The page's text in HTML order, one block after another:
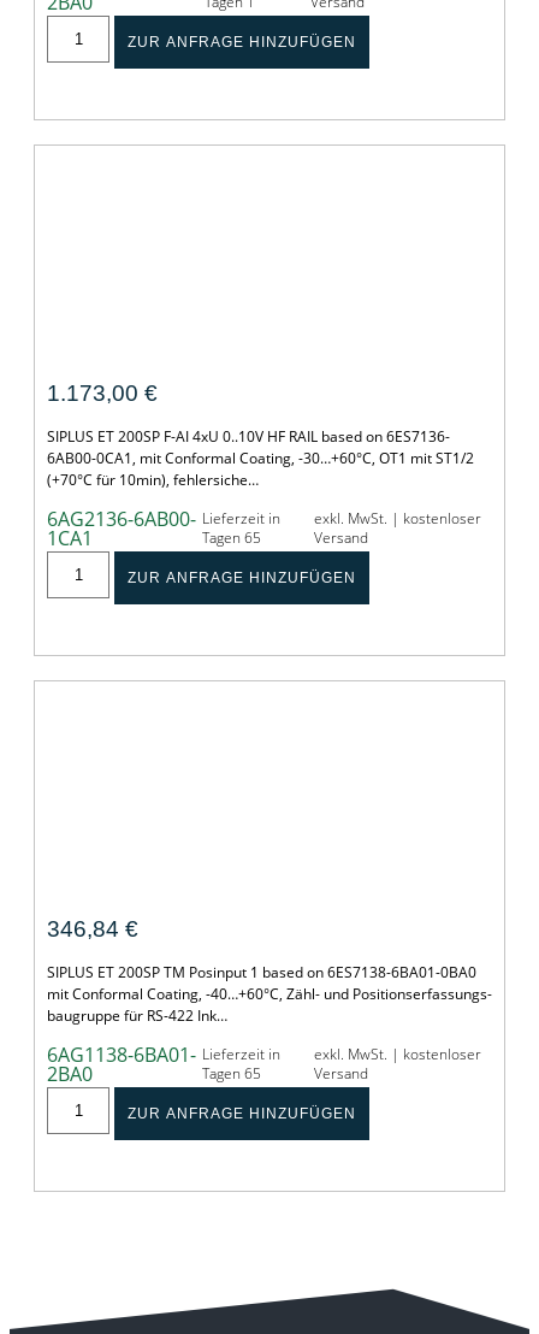
ZUR ANFRAGE HINZUFÜGEN
1.173,00 €
SIPLUS ET 200SP F-AI 4xU 0..10V HF RAIL based on 6ES7136-
6AB00-0CA1, mit Conformal Coating, -30…+60°C, OT1 mit ST1/2
(+70°C für 10min), fehlersiche…
6AG2136-6AB00-
1CA1
Lieferzeit in
Tagen 65
exkl. MwSt. | kostenloser
Versand
ZUR ANFRAGE HINZUFÜGEN
346,84 €
SIPLUS ET 200SP TM Posinput 1 based on 6ES7138-6BA01-0BA0
mit Conformal Coating, -40…+60°C, Zähl- und Positionserfassungs-
baugruppe für RS-422 Ink…
6AG1138-6BA01-
2BA0
Lieferzeit in
Tagen 65
exkl. MwSt. | kostenloser
Versand
ZUR ANFRAGE HINZUFÜGEN